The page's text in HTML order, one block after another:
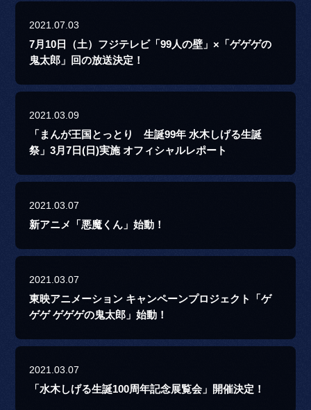
2021.07.03
7月10日（土）フジテレビ「99人の壁」×「ゲゲゲの
鬼太郎」回の放送決定！
2021.03.09
「まんが王国とっとり 生誕99年 水木しげる生誕
祭」3月7日(日)実施 オフィシャルレポート
2021.03.07
新アニメ「悪魔くん」始動！
2021.03.07
東映アニメーション キャンペーンプロジェクト「ゲ
ゲゲ ゲゲゲの鬼太郎」始動！
2021.03.07
「水木しげる生誕100周年記念展覧会」開催決定！